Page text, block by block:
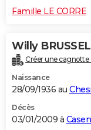
Famille LE CORRE
Willy BRUSSEL
Créer une cagnotte
Naissance
28/09/1936 au
Décès
03/01/2009 à